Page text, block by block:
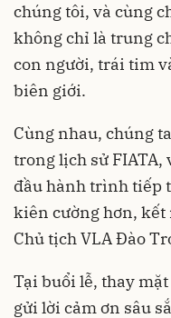
chúng tôi, và cùng
không chỉ là trung
con người, trái tim
biên giới.
Cùng nhau, chúng
trong lịch sử FIATA,
đầu hành trình tiếp
kiên cường hơn, kết
Chủ tịch VLA Đào
Tại buổi lễ, thay
gửi lời cảm ơn sâu